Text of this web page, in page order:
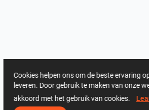
Cookies helpen ons om de beste ervaring
leveren. Door gebruik te maken van onze
akkoord met het gebruik van cookies.